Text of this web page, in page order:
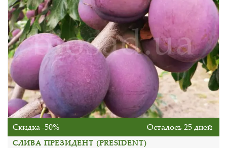
Скидка -50% Осталось 25 дней
СЛИВА ПРЕЗИДЕНТ (PRESIDENT)